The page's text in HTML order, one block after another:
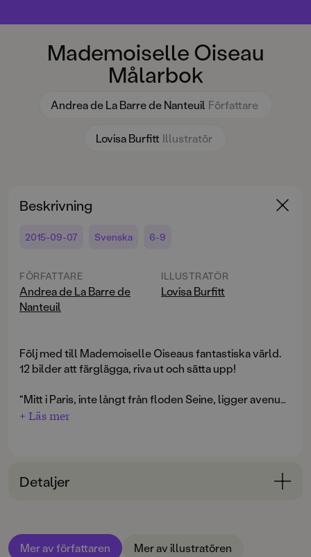
Mademoiselle Oiseau
Målarbok
Andrea de La Barre de Nanteuil Författare
Lovisa Burfitt Illustratör
Beskrivning
2015-09-07 Svenska 6-9
FÖRFATTARE
Andrea de La Barre de
Nanteuil
ILLUSTRATÖR
Lovisa Burfitt
Följ med till Mademoiselle Oiseaus fantastiska värld.
12 bilder att färglägga, riva ut och sätta upp!
"Mitt i Paris, inte långt från floden Seine, ligger avenue
des Temps Perdus. Där, allra högst upp i ett vackert
Mademoiselles alla fåglar och katter och konstiga
balkongmöbler gör att det känns lite snurrigt."
+ Läs mer
Detaljer
ÅLDERSGRUPP
6-9
Mer av författaren Mer av illustratören